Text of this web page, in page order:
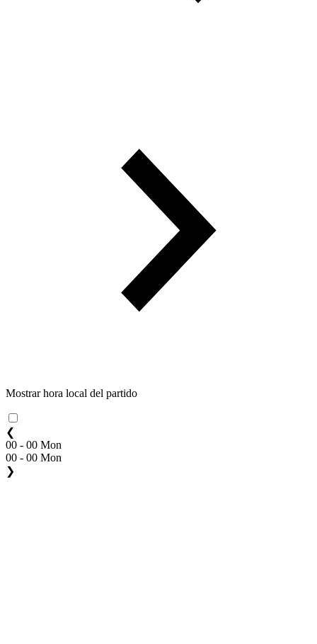
Mostrar hora local del partido
❮
00 - 00 Mon
00 - 00 Mon
❯